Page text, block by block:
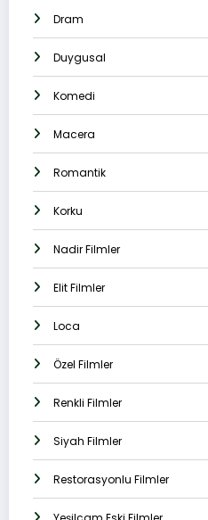
Dram
Duygusal
Komedi
Macera
Romantik
Korku
Nadir Filmler
Elit Filmler
Loca
Özel Filmler
Renkli Filmler
Siyah Filmler
Restorasyonlu Filmler